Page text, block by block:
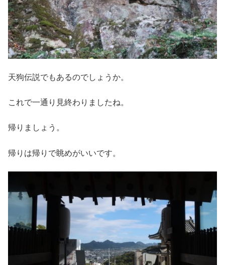
天狗伝説でもあるのでしょうか。
これで一通り見終わりましたね。
帰りましょう。
帰りは帰りで眺めがいいです。